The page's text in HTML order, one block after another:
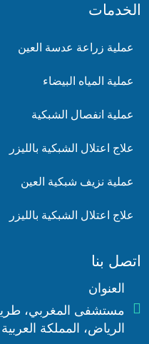
اتصل بنا

العنوان
مستشفى المغربي،
الرياض، المملكة
الخدمات
عملية زراعة عدسة العين
عملية المياه البيضاء
عملية انفصال الشبكية
علاج اعتلال الشبكية بالليزر
عملية نزيف شبكية العين
علاج اعتلال الشبكية بالليزر